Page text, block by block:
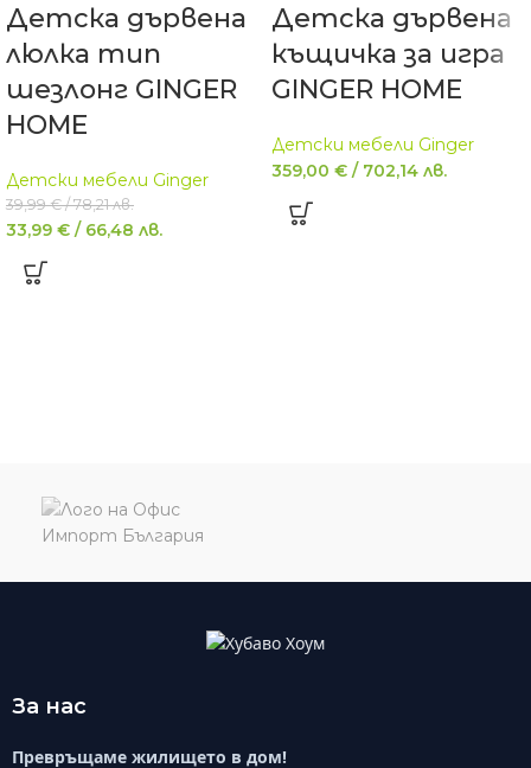
Детска дървена
люлка тип
шезлонг GINGER
HOME
Детски мебели Ginger
39,99€ /78,21лв.
33,99 € / 66,48 лв.
Детска дървена
къщичка за игра
GINGER HOME
Детски мебели Ginger
359,00 € / 702,14 лв.
За нас
Превръщаме жилището в дом!